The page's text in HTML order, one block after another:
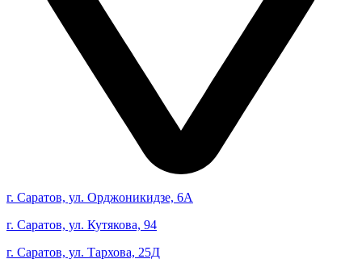
г. Саратов, ул. Орджоникидзе, 6А
г. Саратов, ул. Кутякова, 94
г. Саратов, ул. Тархова, 25Д